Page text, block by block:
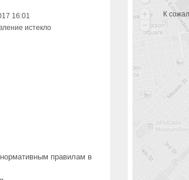
16:01
истекло
правилам в
К